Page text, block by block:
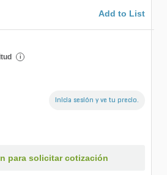
Add to List
i
Inicia sesión y ve tu precio.
para solicitar cotización